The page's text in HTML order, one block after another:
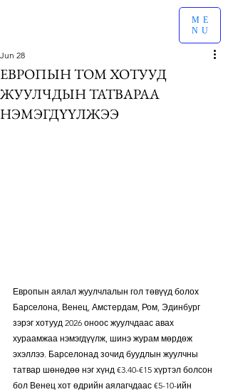
ME
NU
ЕВРОПЫН ТОМ ХОТУУД
ЖУУЛЧДЫН ТАТВАРАА
НЭМЭГДҮҮЛЖЭЭ
Jun 28
Европын аялал жуулчлалын гол төвүүд болох
Барселона, Венец, Амстердам, Ром, Эдинбург
зэрэг хотууд 2026 оноос жуулчдаас авах
хураамжаа нэмэгдүүлж, шинэ журам мөрдөж
эхэллээ. Барселонад зочид буудлын жуулчны
татвар шөнөдөө нэг хүнд €3.40-€15 хүртэл болсон
бол Венец хот өдрийн аялагчдаас €5-10-ийн